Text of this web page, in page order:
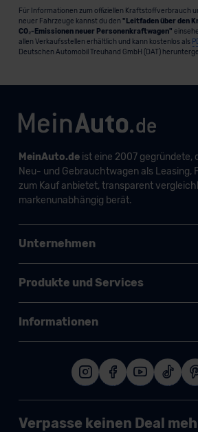
Für Informationen zum offiziellen Kraftstoffverbrauch
neuer Fahrzeuge kannst du den "Leitfaden über den
CO₂-Emissionen neuer Personenkraftwagen"
allen Verkaufsstellen erhältlich und kann kostenlos als
Deutschen Automobil Treuhand GmbH (DAT)
MeinAuto.deist eine 2007 gegründete,
Neu- und Gebrauchtwagen als Leasing,
zum Kauf anbietet, transparent
markenunabhängig berät.
Unternehmen
Produkte und Services
Informationen
Verpasse keinen Deal